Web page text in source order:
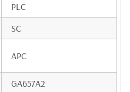
PLC
SC
APC
GA657A2